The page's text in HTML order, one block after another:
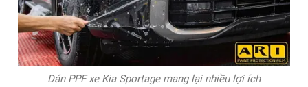
Dán PPF xe Kia Sportage mang lại nhiều lợi ích